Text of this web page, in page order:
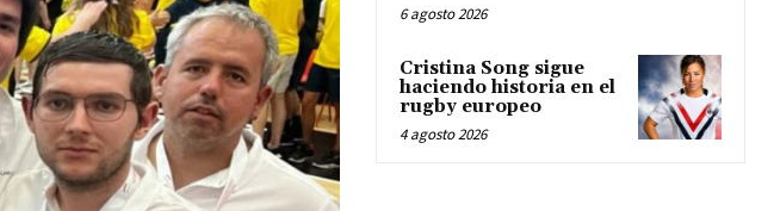
6 agosto 2026
Cristina Song sigue
haciendo historia en el
rugby europeo
4 agosto 2026